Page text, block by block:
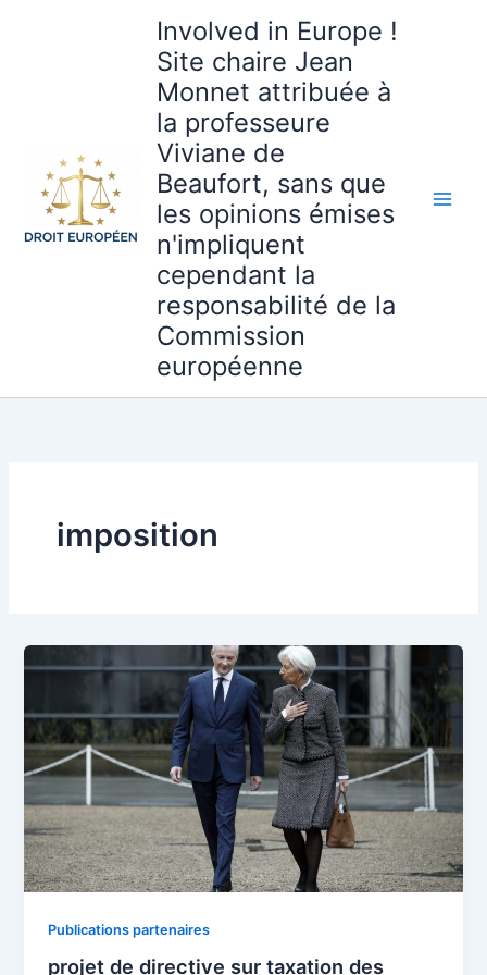
Involved in Europe !
Site chaire Jean
Monnet attribuée à
la professeure
Viviane de
Beaufort, sans que
les opinions émises
n'impliquent
cependant la
responsabilité de la
Commission
européenne
imposition
Publications partenaires
projet de directive sur taxation des